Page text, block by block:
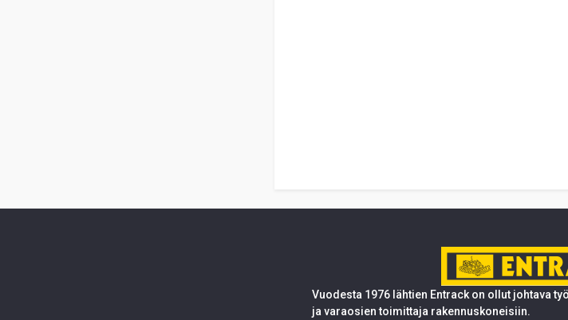
Vuodesta 1976 lähtien Entrack on ollut johtava
ja varaosien toimittaja rakennuskoneisiin.